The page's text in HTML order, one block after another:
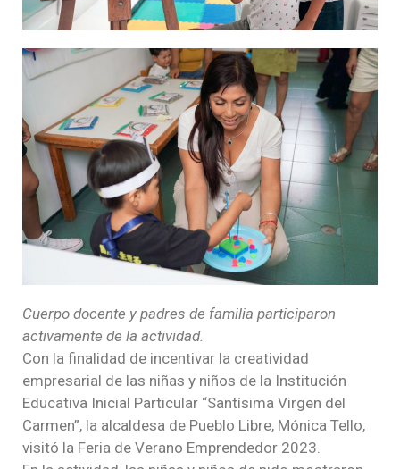
Cuerpo docente y padres de familia participaron
activamente de la actividad.
Con la finalidad de incentivar la creatividad
empresarial de las niñas y niños de la Institución
Educativa Inicial Particular “Santísima Virgen del
Carmen”, la alcaldesa de Pueblo Libre, Mónica Tello,
visitó la Feria de Verano Emprendedor 2023.